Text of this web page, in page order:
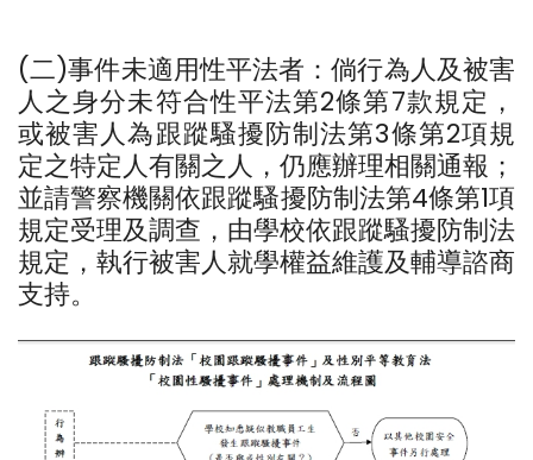
(二)事件未適用性平法者：倘行為人及被害
人之身分未符合性平法第2條第7款規定，
或被害人為跟蹤騷擾防制法第3條第2項規
定之特定人有關之人，仍應辦理相關通報；
並請警察機關依跟蹤騷擾防制法第4條第1項
規定受理及調查，由學校依跟蹤騷擾防制法
規定，執行被害人就學權益維護及輔導諮商
支持。